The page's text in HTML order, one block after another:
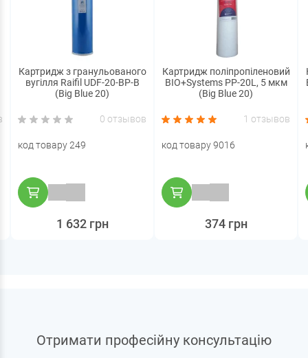
Картридж з гранульованого
вугілля Raifil UDF-20-BP-B
(Big Blue 20)
0 отзывов
код товару 249
1 632 грн
Картридж поліпропіленовий
BIO+Systems PP-20L, 5 мкм
(Big Blue 20)
1 отзывов
код товару 9016
374 грн
Отримати професійну консультацію